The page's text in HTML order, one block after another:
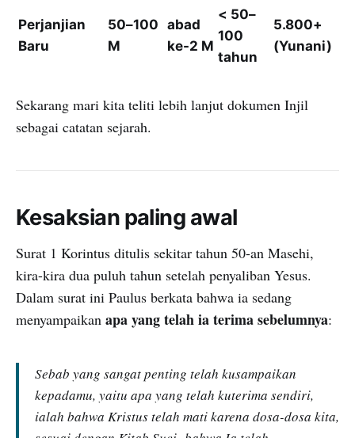
Perjanjian
Baru
50–100
M
abad
ke-2 M
< 50–
100
tahun
5.800+
(Yunani)
Sekarang mari kita teliti lebih lanjut dokumen Injil
sebagai catatan sejarah.
Kesaksian paling awal
Surat 1 Korintus ditulis sekitar tahun 50-an Masehi,
kira-kira dua puluh tahun setelah penyaliban Yesus.
Dalam surat ini Paulus berkata bahwa ia sedang
menyampaikan apa yang telah ia terima sebelumnya:
Sebab yang sangat penting telah kusampaikan
kepadamu, yaitu apa yang telah kuterima sendiri,
ialah bahwa Kristus telah mati karena dosa-dosa kita,